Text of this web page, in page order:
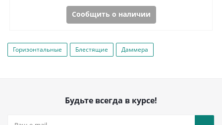
Сообщить о наличии
Горизонтальные Блестящие Даммера
Будьте всегда в курсе!